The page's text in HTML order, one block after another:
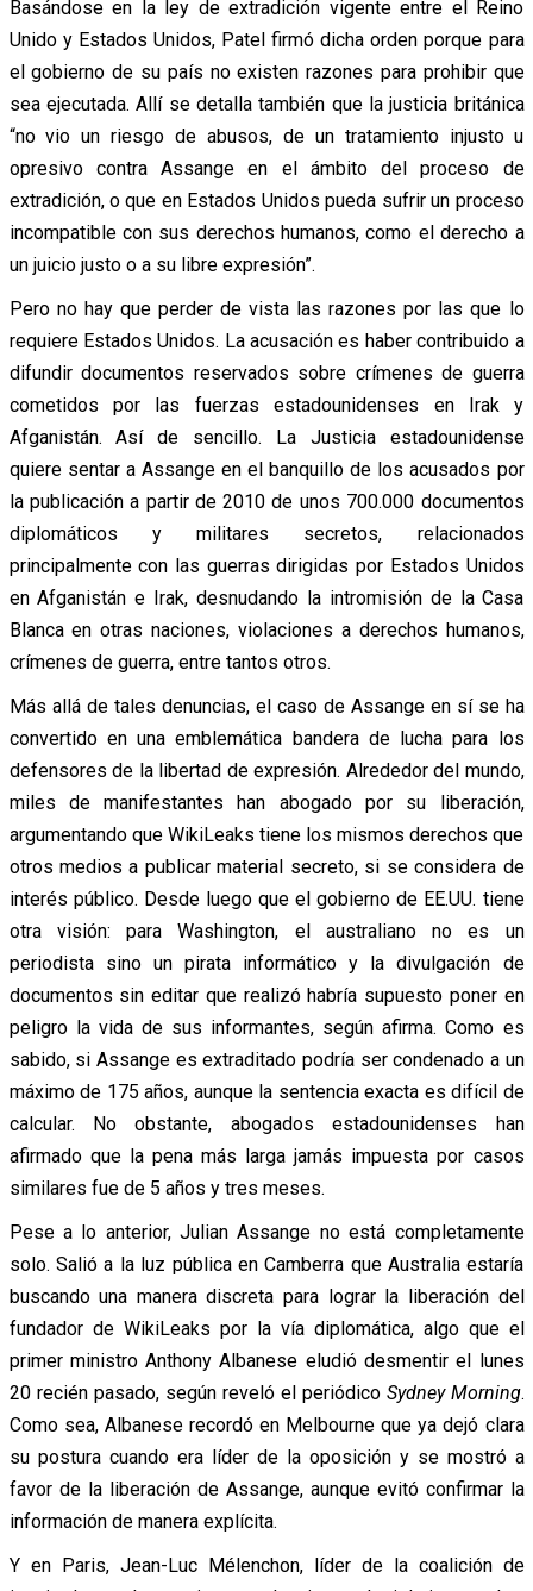
Basándose en la ley de extradición vigente entre el Reino
Unido y Estados Unidos, Patel firmó dicha orden porque para
el gobierno de su país no existen razones para prohibir que
sea ejecutada. Allí se detalla también que la justicia británica
“no vio un riesgo de abusos, de un tratamiento injusto u
opresivo contra Assange en el ámbito del proceso de
extradición, o que en Estados Unidos pueda sufrir un proceso
incompatible con sus derechos humanos, como el derecho a
un juicio justo o a su libre expresión”.
Pero no hay que perder de vista las razones por las que lo
requiere Estados Unidos. La acusación es haber contribuido a
difundir documentos reservados sobre crímenes de guerra
cometidos por las fuerzas estadounidenses en Irak y
Afganistán. Así de sencillo. La Justicia estadounidense
quiere sentar a Assange en el banquillo de los acusados por
la publicación a partir de 2010 de unos 700.000 documentos
diplomáticos y militares secretos, relacionados
principalmente con las guerras dirigidas por Estados Unidos
en Afganistán e Irak, desnudando la intromisión de la Casa
Blanca en otras naciones, violaciones a derechos humanos,
crímenes de guerra, entre tantos otros.
Más allá de tales denuncias, el caso de Assange en sí se ha
convertido en una emblemática bandera de lucha para los
defensores de la libertad de expresión. Alrededor del mundo,
miles de manifestantes han abogado por su liberación,
argumentando que WikiLeaks tiene los mismos derechos que
otros medios a publicar material secreto, si se considera de
interés público. Desde luego que el gobierno de EE.UU. tiene
otra visión: para Washington, el australiano no es un
periodista sino un pirata informático y la divulgación de
documentos sin editar que realizó habría supuesto poner en
peligro la vida de sus informantes, según afirma. Como es
sabido, si Assange es extraditado podría ser condenado a un
máximo de 175 años, aunque la sentencia exacta es difícil de
calcular. No obstante, abogados estadounidenses han
afirmado que la pena más larga jamás impuesta por casos
similares fue de 5 años y tres meses.
Pese a lo anterior, Julian Assange no está completamente
solo. Salió a la luz pública en Camberra que Australia estaría
buscando una manera discreta para lograr la liberación del
fundador de WikiLeaks por la vía diplomática, algo que el
primer ministro Anthony Albanese eludió desmentir el lunes
20 recién pasado, según reveló el periódico Sydney Morning.
Como sea, Albanese recordó en Melbourne que ya dejó clara
su postura cuando era líder de la oposición y se mostró a
favor de la liberación de Assange, aunque evitó confirmar la
información de manera explícita.
Y en Paris, Jean-Luc Mélenchon, líder de la coalición de